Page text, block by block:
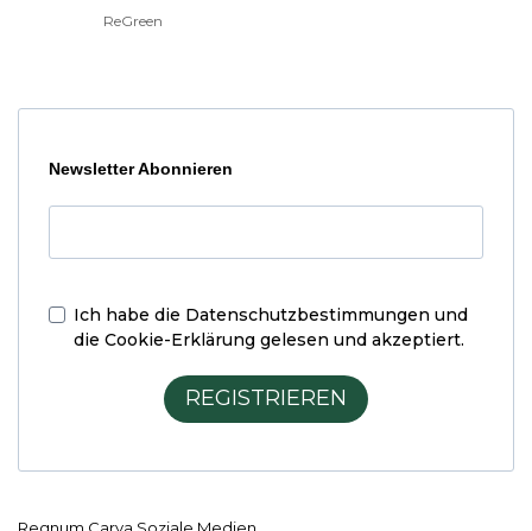
ReGreen
Newsletter Abonnieren
Ich habe die Datenschutzbestimmungen und
die Cookie-Erklärung gelesen und akzeptiert.
REGISTRIEREN